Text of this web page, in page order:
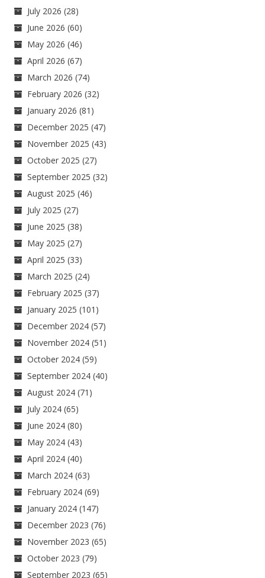
July 2026 (28)
June 2026 (60)
May 2026 (46)
April 2026 (67)
March 2026 (74)
February 2026 (32)
January 2026 (81)
December 2025 (47)
November 2025 (43)
October 2025 (27)
September 2025 (32)
August 2025 (46)
July 2025 (27)
June 2025 (38)
May 2025 (27)
April 2025 (33)
March 2025 (24)
February 2025 (37)
January 2025 (101)
December 2024 (57)
November 2024 (51)
October 2024 (59)
September 2024 (40)
August 2024 (71)
July 2024 (65)
June 2024 (80)
May 2024 (43)
April 2024 (40)
March 2024 (63)
February 2024 (69)
January 2024 (147)
December 2023 (76)
November 2023 (65)
October 2023 (79)
September 2023 (65)